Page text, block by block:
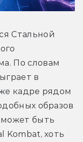
Стальной
По словам
в
кадре рядом
образов
быть
Kombat, хоть